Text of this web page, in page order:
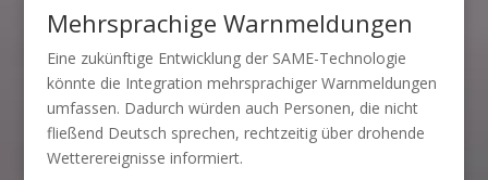
Mehrsprachige Warnmeldungen
Eine zukünftige Entwicklung der SAME-Technologie
könnte die Integration mehrsprachiger Warnmeldungen
umfassen. Dadurch würden auch Personen, die nicht
fließend Deutsch sprechen, rechtzeitig über drohende
Wetterereignisse informiert.